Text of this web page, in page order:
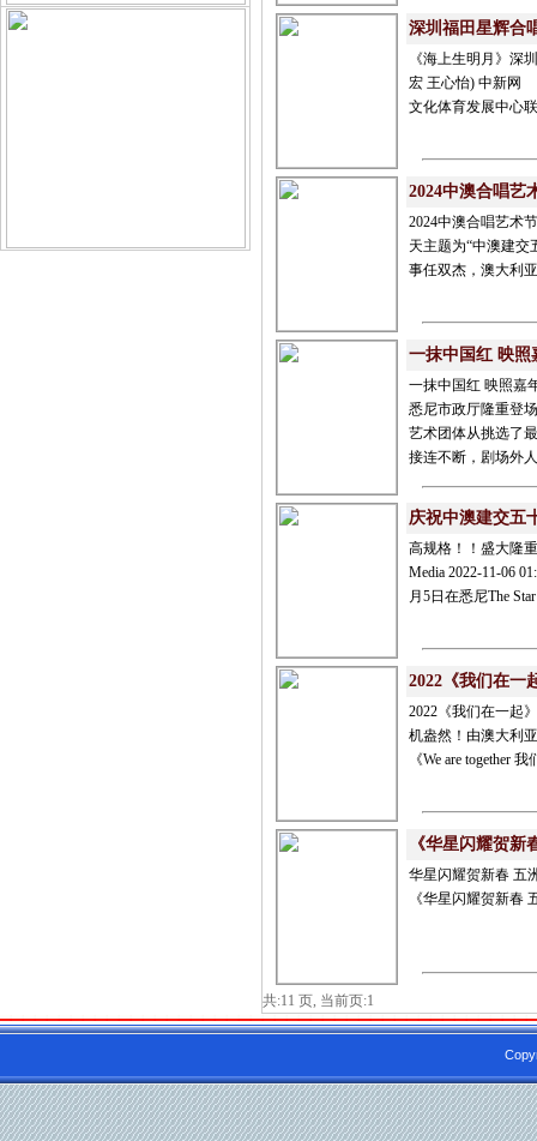
深圳福田星辉合
《海上生明月》
宏 王心怡) 中新网
文化体育发展中心
2024中澳合唱艺
2024中澳合唱艺术
天主题为“中澳建交
事任双杰，澳大利
一抹中国红 映照
一抹中国红 映照嘉
悉尼市政厅隆重登
艺术团体从挑选了
接连不断，剧场外
庆祝中澳建交五
高规格！！盛大隆
Media 2022-11-06
月5日在悉尼The
2022《我们在一
2022《我们在一起
机盎然！由澳大利
《We are together
《华星闪耀贺
华星闪耀贺新春
《华星闪耀贺新春
共:11 页, 当前页:1
.